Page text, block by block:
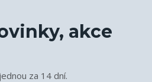
akce
za 14 dní.